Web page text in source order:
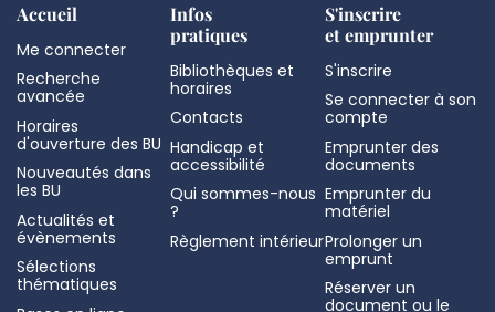
Accueil
Me connecter
Recherche
avancée
Horaires
d'ouverture des BU
Nouveautés dans
les BU
Actualités et
évènements
Sélections
thématiques
Infos
pratiques
Bibliothèques et
horaires
Contacts
Handicap et
accessibilité
Qui sommes-nous
?
Règlement intérieur
S'inscrire
et emprunter
S'inscrire
Se connecter à son
compte
Emprunter des
documents
Emprunter du
matériel
Prolonger un
emprunt
Réserver un
document ou le